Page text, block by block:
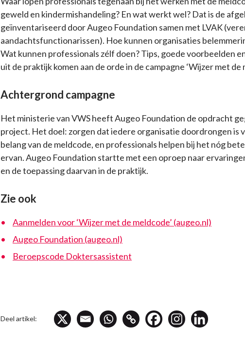
geweld en kindermishandeling? En wat werkt wel? Dat is de
geïnventariseerd door Augeo Foundation samen met LVAK
aandachtsfunctionarissen). Hoe kunnen organisaties
Wat kunnen professionals zélf doen? Tips, goede voorbeelden
uit de praktijk komen aan de orde in de campagne ‘Wijzer met de
Achtergrond campagne
Het ministerie van VWS heeft Augeo Foundation de opdracht
project. Het doel: zorgen dat iedere organisatie doordrongen is
belang van de meldcode, en professionals helpen bij het nóg
ervan. Augeo Foundation startte met een oproep naar
en de toepassing daarvan in de praktijk.
Zie ook
Aanmelden voor ‘Wijzer met de meldcode’ (augeo.nl)
Augeo Foundation (augeo.nl)
Beroepscode Doktersassistent
Deel artikel: